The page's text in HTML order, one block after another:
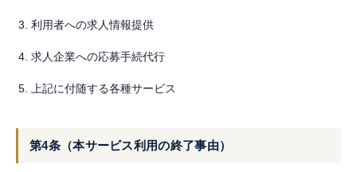
利用者への求人情報提供
求人企業への応募手続代行
上記に付随する各種サービス
第4条（本サービス利用の終了事由）